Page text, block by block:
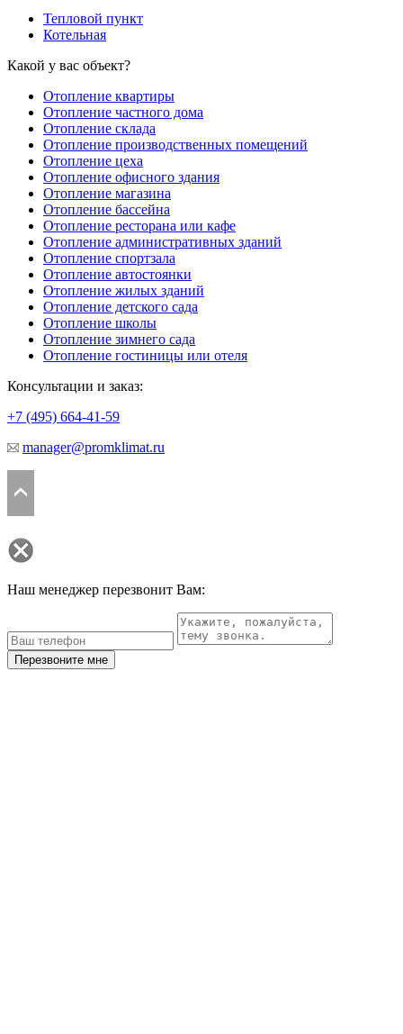
Тепловой пункт
Котельная
Какой у вас объект?
Отопление квартиры
Отопление частного дома
Отопление склада
Отопление производственных помещений
Отопление цеха
Отопление офисного здания
Отопление магазина
Отопление бассейна
Отопление ресторана или кафе
Отопление административных зданий
Отопление спортзала
Отопление автостоянки
Отопление жилых зданий
Отопление детского сада
Отопление школы
Отопление зимнего сада
Отопление гостиницы или отеля
Консультации и заказ:
+7 (495) 664-41-59
manager@promklimat.ru
Наш менеджер перезвонит Вам:
Перезвоните мне